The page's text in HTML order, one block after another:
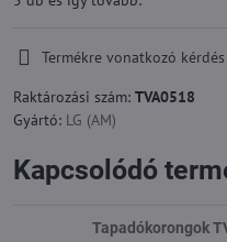
Termékre vonatkozó kérdés
Raktározási szám: TVA0518
Gyártó: LG (AM)
Kapcsolódó
Tapadókorongok